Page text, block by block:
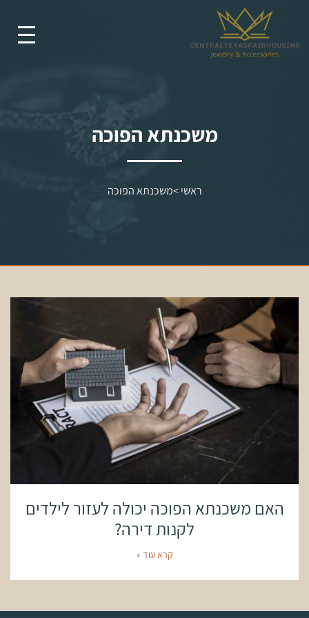
משכנתא הפוכה
ראשי>משכנתא הפוכה
האם משכנתא הפוכה יכולה לעזור לילדים
לקנות דירה?
קרא עוד »